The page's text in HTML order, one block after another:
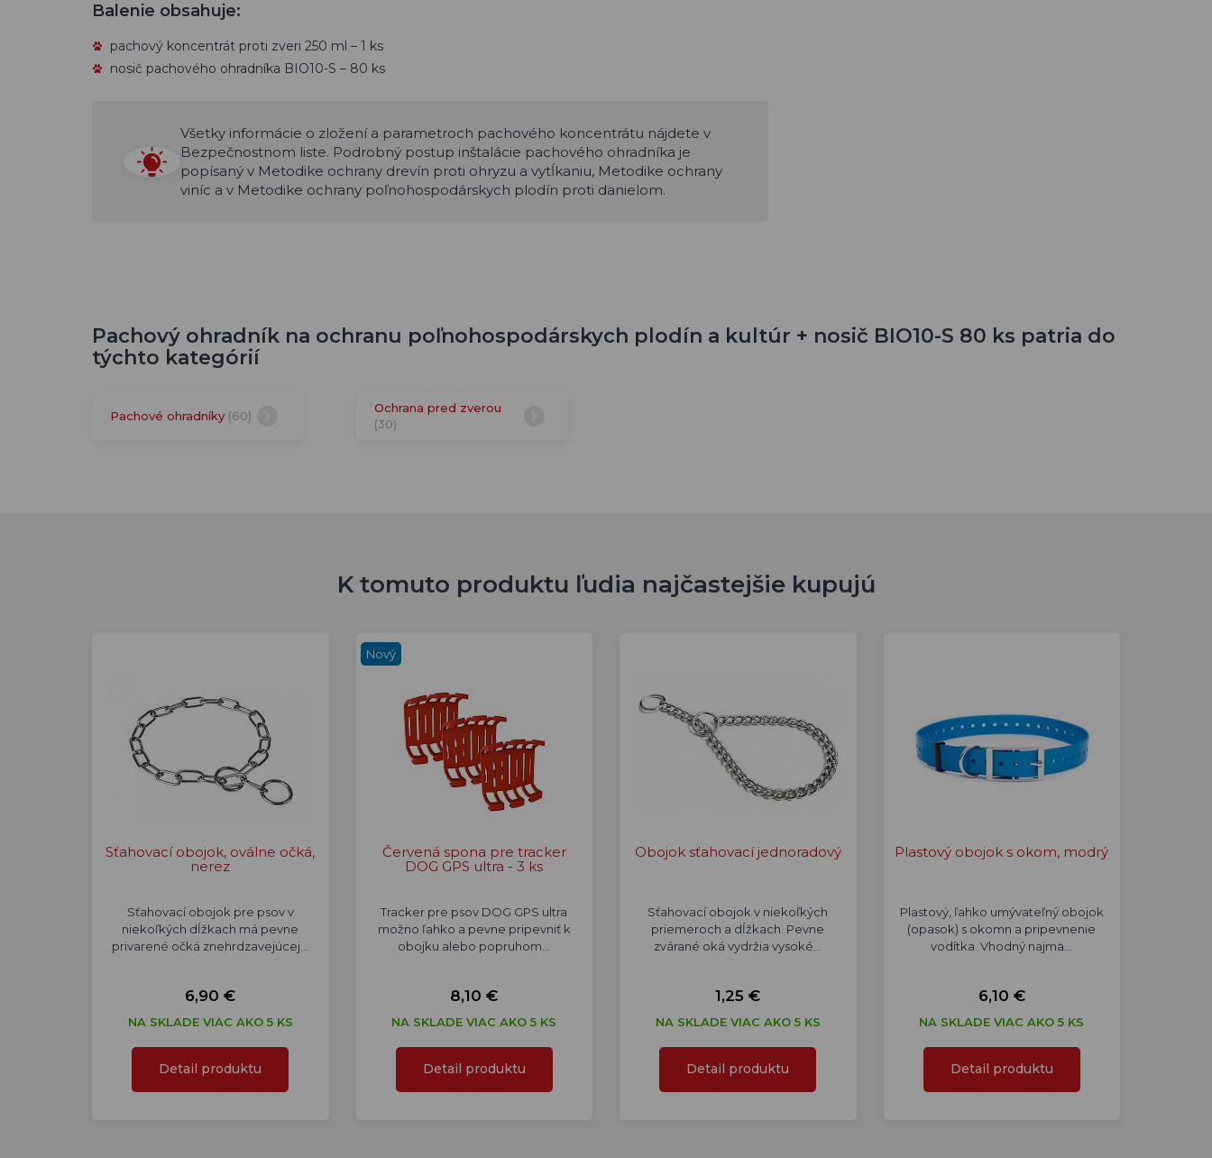
Balenie obsahuje:
pachový koncentrát proti zveri 250 ml – 1 ks
nosič pachového ohradníka BIO10-S – 80 ks
Všetky informácie o zložení a parametroch pachového koncentrátu nájdete v
Bezpečnostnom liste. Podrobný postup inštalácie pachového ohradníka je
popísaný v Metodike ochrany drevín proti ohryzu a vytĺkaniu, Metodike ochrany
viníc a v Metodike ochrany poľnohospodárskych plodín proti danielom.
Pachový ohradník na ochranu poľnohospodárskych plodín a kultúr + nosič BIO10-S 80 ks patria do
týchto kategórií
Pachové ohradníky (60)
Ochrana pred zverou
(30)
K tomuto produktu ľudia najčastejšie kupujú
Sťahovací obojok, oválne očká,
nerez
Sťahovací obojok pre psov v
niekoľkých dĺžkach má pevne
privarené očká znehrdzavejúcej…
6,90 €
NA SKLADE VIAC AKO 5 KS
Detail produktu
Nový
Červená spona pre tracker
DOG GPS ultra - 3 ks
Tracker pre psov DOG GPS ultra
možno ľahko a pevne pripevniť k
obojku alebo popruhom…
8,10 €
NA SKLADE VIAC AKO 5 KS
Detail produktu
Obojok sťahovací jednoradový
Sťahovací obojok v niekoľkých
priemeroch a dĺžkach. Pevne
zvárané oká vydržia vysoké…
1,25 €
NA SKLADE VIAC AKO 5 KS
Detail produktu
Plastový obojok s okom, modrý
Plastový, ľahko umývateľný obojok
(opasok) s okomn a pripevnenie
vodítka. Vhodný najmä…
6,10 €
NA SKLADE VIAC AKO 5 KS
Detail produktu